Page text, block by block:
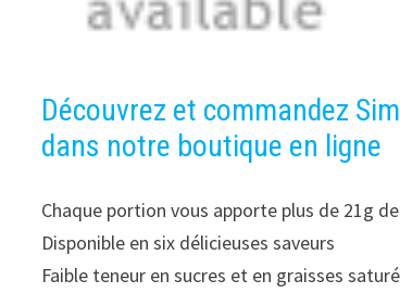
Découvrez et commandez
dans notre boutique en ligne
Chaque portion vous apporte plus de 21g
Disponible en six délicieuses saveurs
Faible teneur en sucres et en graisses